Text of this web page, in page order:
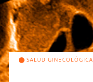
SALUD GINECOLÓGICA